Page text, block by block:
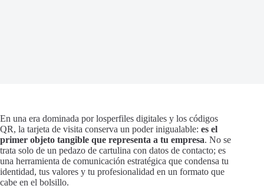
En una era dominada por losperfiles digitales y los códigos
QR, la tarjeta de visita conserva un poder inigualable: es el
primer objeto tangible que representa a tu empresa. No se
trata solo de un pedazo de cartulina con datos de contacto; es
una herramienta de comunicación estratégica que condensa tu
identidad, tus valores y tu profesionalidad en un formato que
cabe en el bolsillo.